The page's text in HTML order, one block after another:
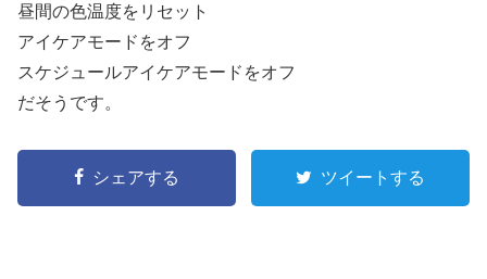
昼間の色温度をリセット
アイケアモードをオフ
スケジュールアイケアモードをオフ
だそうです。
シェアする ツイートする